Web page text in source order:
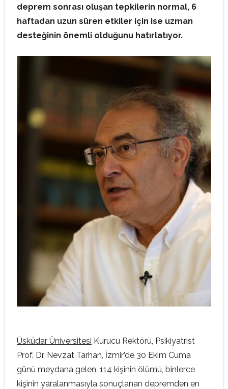
deprem sonrası oluşan tepkilerin normal, 6
haftadan uzun süren etkiler için ise uzman
desteğinin önemli olduğunu hatırlatıyor.
Üsküdar Üniversitesi Kurucu Rektörü, Psikiyatrist
Prof. Dr. Nevzat Tarhan, İzmir’de 30 Ekim Cuma
günü meydana gelen, 114 kişinin ölümü, binlerce
kişinin yaralanmasıyla sonuçlanan depremden en